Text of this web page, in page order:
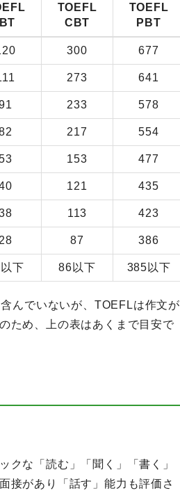
TOEFL
CBT
TOEFL
PBT
300 677
273 641
233 578
217 554
153 477
121 435
113 423
28 87 386
下 86以下 385以下
んでいないが、TOEFLは作文が
ため、上の表はあくまで目安で
クな「読む」「聞く」「書く」
接があり「話す」能力も評価さ